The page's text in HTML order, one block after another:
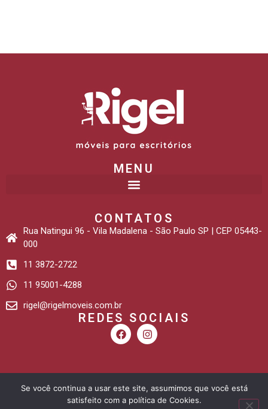
MENU
CONTATOS
Rua Natingui 96 - Vila Madalena - São Paulo SP | CEP 05443-
000
11 3872-2722
11 95001-4288
rigel@rigelmoveis.com.br
REDES SOCIAIS
Se você continua a usar este site, assumimos que você está
satisfeito com a política de Cookies.